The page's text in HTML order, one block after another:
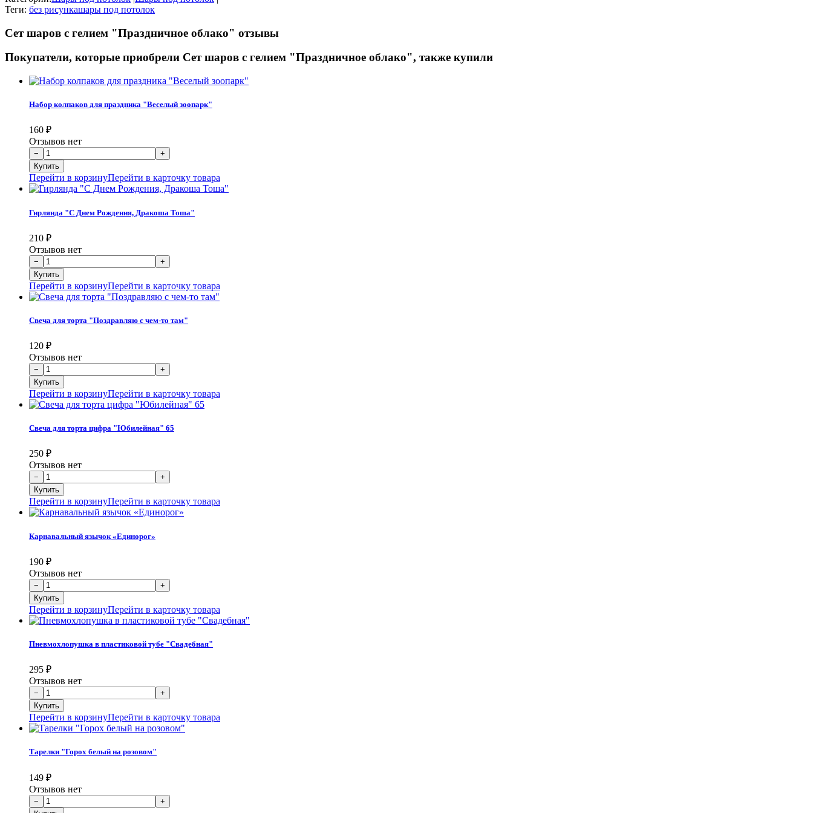
Теги: без рисункашары под потолок
Сет шаров с гелием "Праздничное облако" отзывы
Покупатели, которые приобрели Сет шаров с гелием "Праздничное облако", также купили
Набор колпаков для праздника "Веселый зоопарк"
160 ₽
Отзывов нет
Перейти в корзинуПерейти в карточку товара
Гирлянда "С Днем Рождения, Дракоша Тоша"
210 ₽
Отзывов нет
Перейти в корзинуПерейти в карточку товара
Свеча для торта "Поздравляю с чем-то там"
120 ₽
Отзывов нет
Перейти в корзинуПерейти в карточку товара
Свеча для торта цифра "Юбилейная" 65
250 ₽
Отзывов нет
Перейти в корзинуПерейти в карточку товара
Карнавальный язычок «Единорог»
190 ₽
Отзывов нет
Перейти в корзинуПерейти в карточку товара
Пневмохлопушка в пластиковой тубе "Свадебная"
295 ₽
Отзывов нет
Перейти в корзинуПерейти в карточку товара
Тарелки "Горох белый на розовом"
149 ₽
Отзывов нет